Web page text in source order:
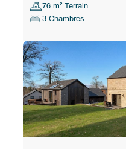
76 m² Terrain
3 Chambres